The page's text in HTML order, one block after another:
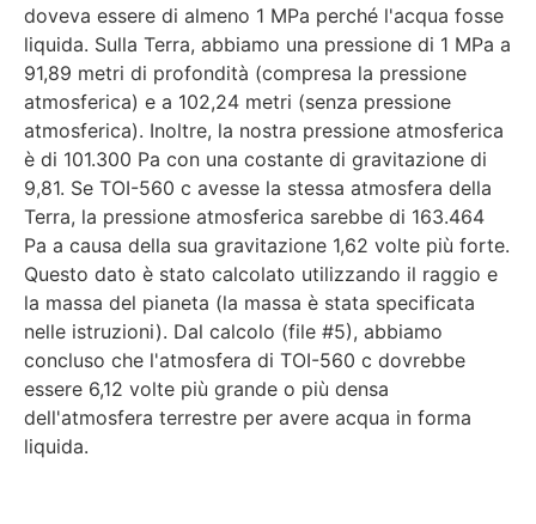
doveva essere di almeno 1 MPa perché l'acqua fosse
liquida. Sulla Terra, abbiamo una pressione di 1 MPa a
91,89 metri di profondità (compresa la pressione
atmosferica) e a 102,24 metri (senza pressione
atmosferica). Inoltre, la nostra pressione atmosferica
è di 101.300 Pa con una costante di gravitazione di
9,81. Se TOI-560 c avesse la stessa atmosfera della
Terra, la pressione atmosferica sarebbe di 163.464
Pa a causa della sua gravitazione 1,62 volte più forte.
Questo dato è stato calcolato utilizzando il raggio e
la massa del pianeta (la massa è stata specificata
nelle istruzioni). Dal calcolo (file #5), abbiamo
concluso che l'atmosfera di TOI-560 c dovrebbe
essere 6,12 volte più grande o più densa
dell'atmosfera terrestre per avere acqua in forma
liquida.